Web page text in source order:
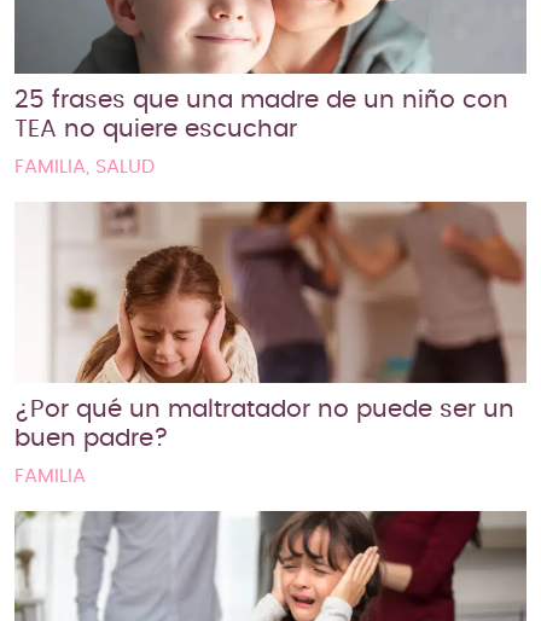
25 frases que una madre de un niño con
TEA no quiere escuchar
FAMILIA, SALUD
¿Por qué un maltratador no puede ser un
buen padre?
FAMILIA